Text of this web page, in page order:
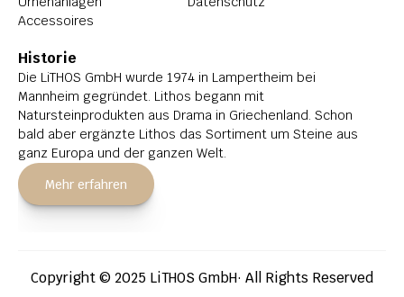
Accessoires
Historie
Die LiTHOS GmbH wurde 1974 in Lampertheim bei
Mannheim gegründet. Lithos begann mit
Natursteinprodukten aus Drama in Griechenland. Schon
bald aber ergänzte Lithos das Sortiment um Steine aus
ganz Europa und der ganzen Welt.
Mehr erfahren
Copyright © 2025 LiTHOS GmbH· All Rights Reserved